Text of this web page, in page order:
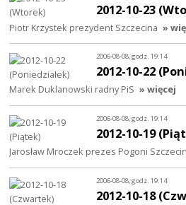
2012-10-23
Piotr Krzystek prezydent Szczecina »
2006-08-08, godz. 19:14
2012-10-22
Marek Duklanowski radny PiS » więcej
2006-08-08, godz. 19:14
2012-10-19
Jarosław Mroczek prezes Pogoni Szczecin
2006-08-08, godz. 19:14
2012-10-18